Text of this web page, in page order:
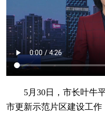
5月30日，市长叶牛平
市更新示范片区建设工